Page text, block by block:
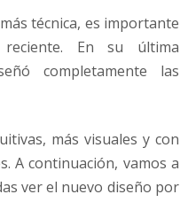
técnica, es importante
En su última
completamente las
más visuales y con
A continuación, vamos a
ver el nuevo diseño por